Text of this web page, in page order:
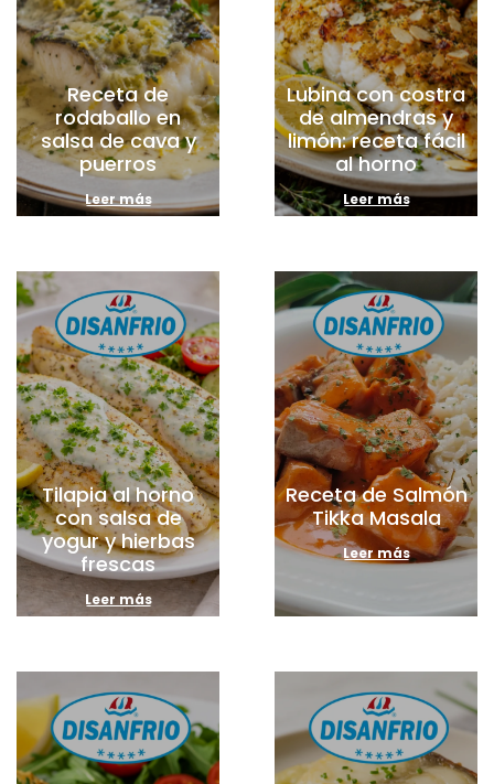
Receta de
rodaballo en
salsa de cava y
puerros
Leer más
Lubina con costra
de almendras y
limón: receta fácil
al horno
Leer más
Tilapia al horno
con salsa de
yogur y hierbas
frescas
Leer más
Receta de Salmón
Tikka Masala
Leer más